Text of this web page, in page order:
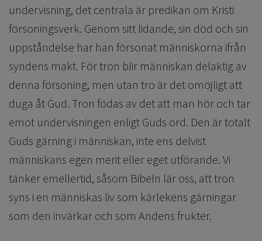
undervisning, det centrala är predikan om Kristi
försoningsverk. Genom sitt lidande, sin död och sin
uppståndelse har han försonat människorna ifrån
syndens makt. För tron blir människan delaktig av
denna försoning, men utan tro är det omöjligt att
duga åt Gud. Tron födas av det att man hör och tar
emot undervisningen enligt Guds ord. Den är totalt
Guds gärning i människan, inte ens delvist
människans egen merit eller eget utförande. Vi
tänker emellertid, såsom Bibeln lär oss, att tron
syns i en människas liv som kärlekens gärningar
som den invärkar och som Andens frukter.